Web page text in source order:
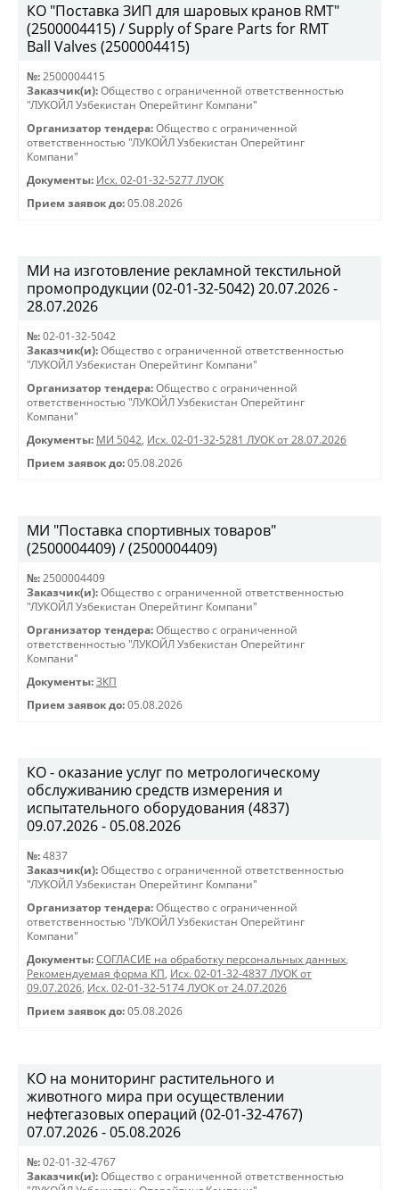
КО "Поставка ЗИП для шаровых кранов RMT"
(2500004415) / Supply of Spare Parts for RMT
Ball Valves (2500004415)
№: 2500004415
Заказчик(и): Общество с ограниченной ответственностью
"ЛУКОЙЛ Узбекистан Оперейтинг Компани"
Организатор тендера: Общество с ограниченной
ответственностью "ЛУКОЙЛ Узбекистан Оперейтинг
Компани"
Документы: Исх. 02-01-32-5277 ЛУОК
Прием заявок до: 05.08.2026
МИ на изготовление рекламной текстильной
промопродукции (02-01-32-5042) 20.07.2026 -
28.07.2026
№: 02-01-32-5042
Заказчик(и): Общество с ограниченной ответственностью
"ЛУКОЙЛ Узбекистан Оперейтинг Компани"
Организатор тендера: Общество с ограниченной
ответственностью "ЛУКОЙЛ Узбекистан Оперейтинг
Компани"
Документы: МИ 5042, Исх. 02-01-32-5281 ЛУОК от 28.07.2026
Прием заявок до: 05.08.2026
МИ "Поставка спортивных товаров"
(2500004409) / (2500004409)
№: 2500004409
Заказчик(и): Общество с ограниченной ответственностью
"ЛУКОЙЛ Узбекистан Оперейтинг Компани"
Организатор тендера: Общество с ограниченной
ответственностью "ЛУКОЙЛ Узбекистан Оперейтинг
Компани"
Документы: ЗКП
Прием заявок до: 05.08.2026
КО - оказание услуг по метрологическому
обслуживанию средств измерения и
испытательного оборудования (4837)
09.07.2026 - 05.08.2026
№: 4837
Заказчик(и): Общество с ограниченной ответственностью
"ЛУКОЙЛ Узбекистан Оперейтинг Компани"
Организатор тендера: Общество с ограниченной
ответственностью "ЛУКОЙЛ Узбекистан Оперейтинг
Компани"
Документы: СОГЛАСИЕ на обработку персональных данных,
Рекомендуемая форма КП, Исх. 02-01-32-4837 ЛУОК от
09.07.2026, Исх. 02-01-32-5174 ЛУОК от 24.07.2026
Прием заявок до: 05.08.2026
КО на мониторинг растительного и
животного мира при осуществлении
нефтегазовых операций (02-01-32-4767)
07.07.2026 - 05.08.2026
№: 02-01-32-4767
Заказчик(и): Общество с ограниченной ответственностью